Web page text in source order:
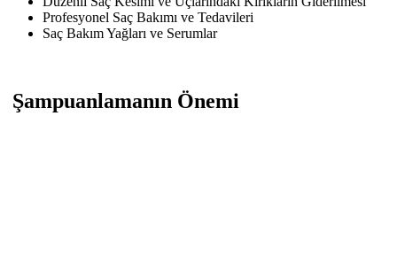
Profesyonel Saç Bakımı ve Tedavileri
Saç Bakım Yağları ve Serumlar
Şampuanlamanın Önemi